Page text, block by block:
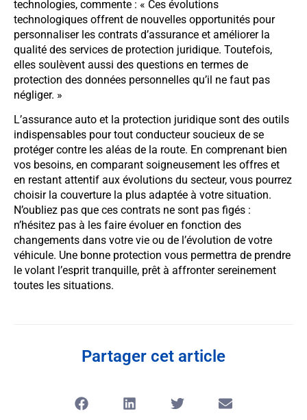
technologies, commente : « Ces évolutions
technologiques offrent de nouvelles opportunités pour
personnaliser les contrats d’assurance et améliorer la
qualité des services de protection juridique. Toutefois,
elles soulèvent aussi des questions en termes de
protection des données personnelles qu’il ne faut pas
négliger. »
L’assurance auto et la protection juridique sont des outils
indispensables pour tout conducteur soucieux de se
protéger contre les aléas de la route. En comprenant bien
vos besoins, en comparant soigneusement les offres et
en restant attentif aux évolutions du secteur, vous pourrez
choisir la couverture la plus adaptée à votre situation.
N’oubliez pas que ces contrats ne sont pas figés :
n’hésitez pas à les faire évoluer en fonction des
changements dans votre vie ou de l’évolution de votre
véhicule. Une bonne protection vous permettra de prendre
le volant l’esprit tranquille, prêt à affronter sereinement
toutes les situations.
Partager cet article